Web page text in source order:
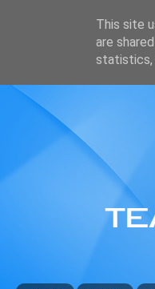
This site
are
statistics,